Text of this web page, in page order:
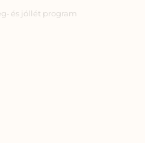
és jóllét program